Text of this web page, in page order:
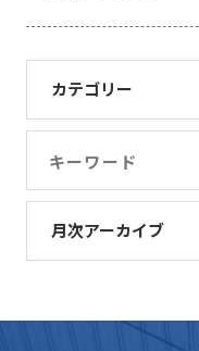
カテゴリー
月次アーカイブ